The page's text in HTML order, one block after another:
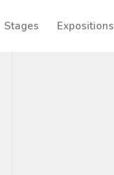
Stages Expositions